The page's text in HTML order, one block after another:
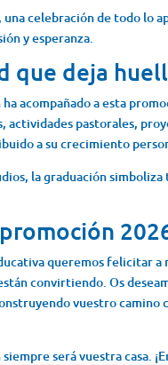
una celebración de todo lo
y esperanza.
que deja
ha acompañado a esta
actividades pastorales,
a su crecimiento
la graduación
queremos felicitar a
convirtiendo. Os
vuestro camino
será vuestra casa.